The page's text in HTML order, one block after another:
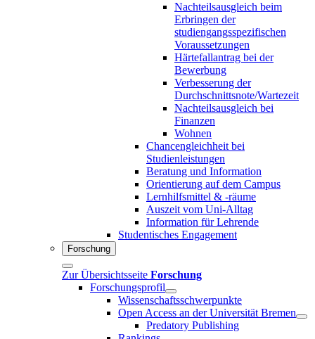
Nachteilsausgleich beim
Erbringen der
studiengangsspezifischen
Voraussetzungen
Härtefallantrag bei der
Bewerbung
Verbesserung der
Durchschnittsnote/Wartezeit
Nachteilsausgleich bei
Finanzen
Wohnen
Chancengleichheit bei
Studienleistungen
Beratung und Information
Orientierung auf dem Campus
Lernhilfsmittel & -räume
Auszeit vom Uni-Alltag
Information für Lehrende
Studentisches Engagement
Forschung
Zur Übersichtsseite Forschung
Forschungsprofil
Wissenschaftsschwerpunkte
Open Access an der Universität Bremen
Predatory Publishing